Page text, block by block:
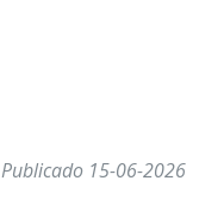
Publicado 15-06-2026